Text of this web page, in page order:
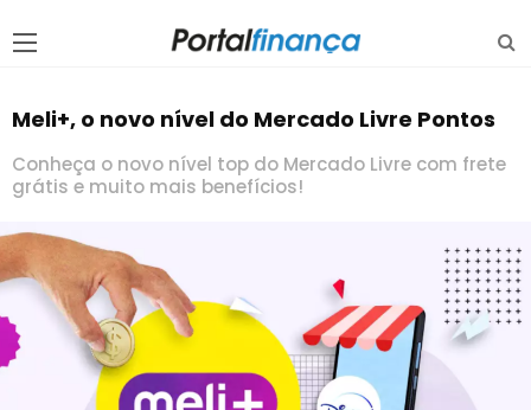
Meli+, o novo nível do Mercado Livre Pontos
Conheça o novo nível top do Mercado Livre com frete
grátis e muito mais benefícios!